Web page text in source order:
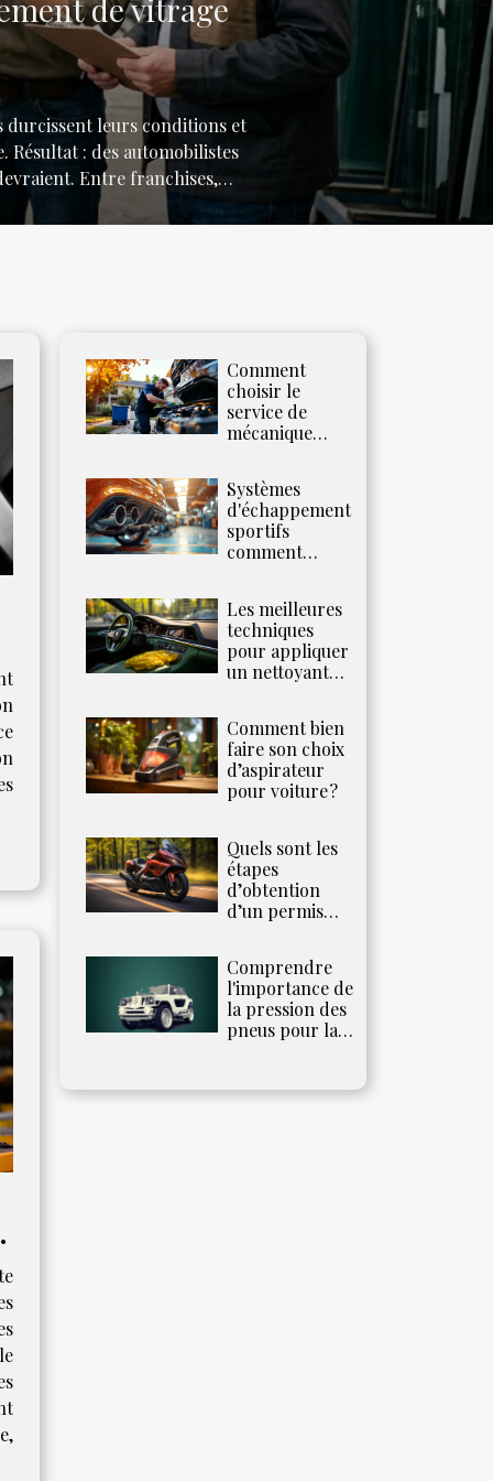
de vitrage
durcissent leurs conditions et
Résultat : des automobilistes
Entre franchises,
pare-brise ne se résume pas
Comment
choisir le
service de
mécanique
véhicule ?
Systèmes
d'échappement
sportifs
comment
de votre voiture
Les meilleures
techniques
pour appliquer
un nettoyant
de bord
Comment bien
faire son choix
d’aspirateur
pour voiture ?
Quels sont les
étapes
d’obtention
d’un permis
Comprendre
l'importance de
la pression des
pneus pour la
Kawasaki ER6N